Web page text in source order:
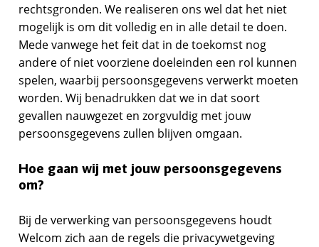
rechtsgronden. We realiseren ons wel dat het niet
mogelijk is om dit volledig en in alle detail te doen.
Mede vanwege het feit dat in de toekomst nog
andere of niet voorziene doeleinden een rol kunnen
spelen, waarbij persoonsgegevens verwerkt moeten
worden. Wij benadrukken dat we in dat soort
gevallen nauwgezet en zorgvuldig met jouw
persoonsgegevens zullen blijven omgaan.
Hoe gaan wij met jouw persoonsgegevens
om?
Bij de verwerking van persoonsgegevens houdt
Welcom zich aan de regels die privacywetgeving